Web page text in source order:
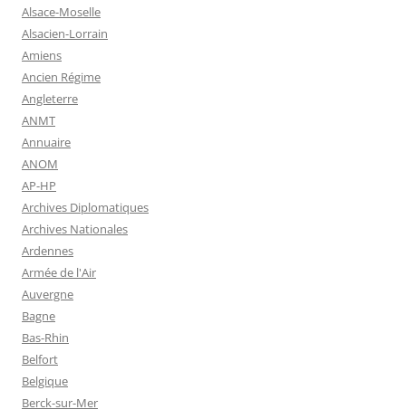
Alsace-Moselle
Alsacien-Lorrain
Amiens
Ancien Régime
Angleterre
ANMT
Annuaire
ANOM
AP-HP
Archives Diplomatiques
Archives Nationales
Ardennes
Armée de l'Air
Auvergne
Bagne
Bas-Rhin
Belfort
Belgique
Berck-sur-Mer